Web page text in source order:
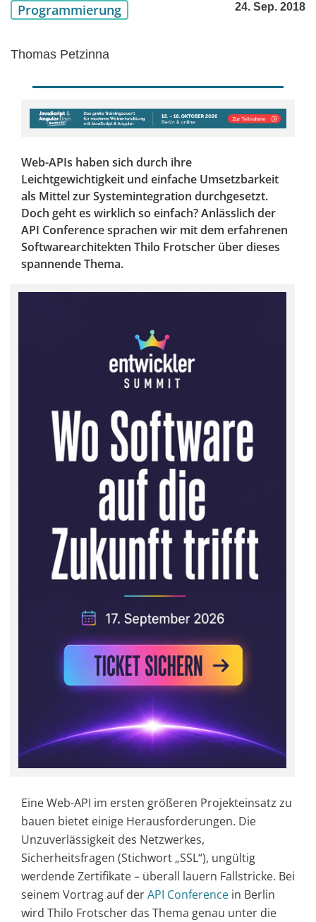
Programmierung 24. Sep. 2018
Thomas Petzinna
Web-APIs haben sich durch ihre
Leichtgewichtigkeit und einfache Umsetzbarkeit
als Mittel zur Systemintegration durchgesetzt.
Doch geht es wirklich so einfach? Anlässlich der
API Conference sprachen wir mit dem erfahrenen
Softwarearchitekten Thilo Frotscher über dieses
spannende Thema.
Eine Web-API im ersten größeren Projekteinsatz zu
bauen bietet einige Herausforderungen. Die
Unzuverlässigkeit des Netzwerkes,
Sicherheitsfragen (Stichwort „SSL“), ungültig
werdende Zertifikate – überall lauern Fallstricke. Bei
seinem Vortrag auf derAPI Conference in Berlin
wird Thilo Frotscher das Thema genau unter die